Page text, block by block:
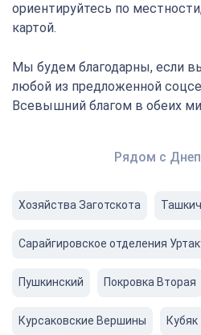
ориентируйтесь по
картой.
Мы будем благодарны, если
любой из предложенной
Всевышний благом в обеих
Рядом с
Хозяйства Заготскота
Сарайгировское отделения
Пушкинский Покровка Вторая
Курсаковские Вершины Кубяк